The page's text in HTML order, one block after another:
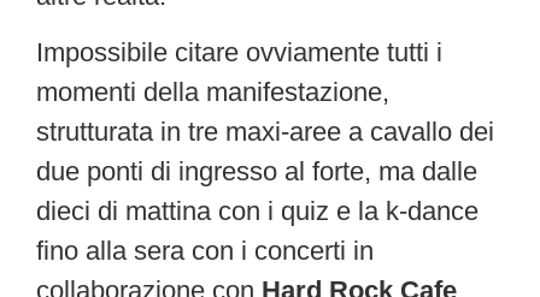
Impossibile citare ovviamente tutti i
momenti della manifestazione,
strutturata in tre maxi-aree a cavallo dei
due ponti di ingresso al forte, ma dalle
dieci di mattina con i quiz e la k-dance
fino alla sera con i concerti in
collaborazione con Hard Rock Cafe